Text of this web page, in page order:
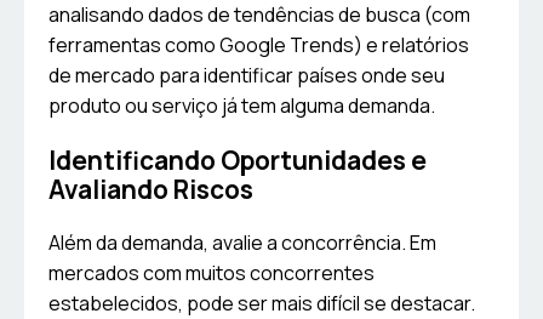
analisando dados de tendências de busca (com
ferramentas como Google Trends) e relatórios
de mercado para identificar países onde seu
produto ou serviço já tem alguma demanda.
Identificando Oportunidades e
Avaliando Riscos
Além da demanda, avalie a concorrência. Em
mercados com muitos concorrentes
estabelecidos, pode ser mais difícil se destacar.